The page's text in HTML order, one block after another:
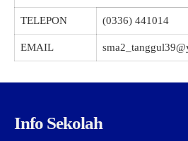
TELEPON (0336) 441014
EMAIL
Info Sekolah